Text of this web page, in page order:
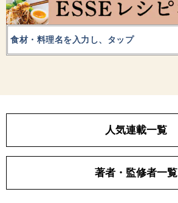
人気連載一覧
著者・監修者一覧